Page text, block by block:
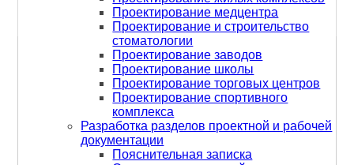
Проектирование медцентра
Проектирование и строительство
стоматологии
Проектирование заводов
Проектирование школы
Проектирование торговых центров
Проектирование спортивного
комплекса
Разработка разделов проектной и рабочей
документации
Пояснительная записка
Разработка разделов проектной и рабочей
документации
/Раздел конструктивные решения
РАЗДЕЛ КОНСТРУКТИВНЫЕ РЕШЕНИЯ
«Конструктивные решения»